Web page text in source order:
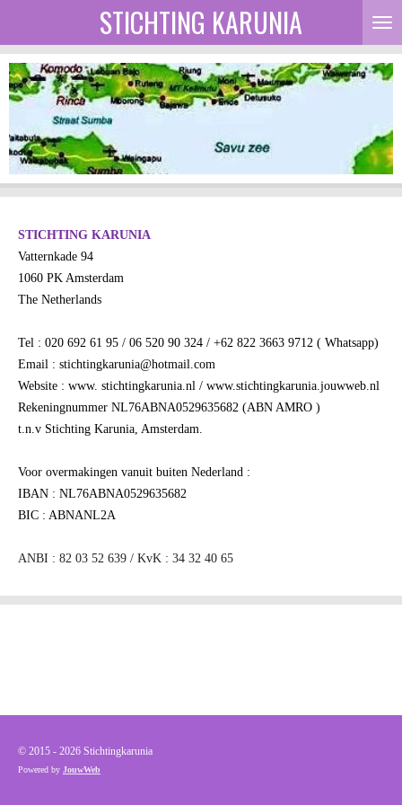
naar
de
hoofdinhoud
STICHTING KARUNIA
STICHTING KARUNIA
Vatternkade 94
1060 PK Amsterdam
The Netherlands
Tel : 020 692 61 95 / 06 520 90 324 / +62 822 3663 9712 ( Whatsapp)
Email : stichtingkarunia@hotmail.com
Website : www. stichtingkarunia.nl / www.stichtingkarunia.jouwweb.nl
Rekeningnummer NL76ABNA0529635682 (ABN AMRO )
t.n.v Stichting Karunia, Amsterdam.
Voor overmakingen vanuit buiten Nederland :
IBAN : NL76ABNA0529635682
BIC : ABNANL2A
ANBI : 82 03 52 639 / KvK : 34 32 40 65
© 2015 - 2026 Stichtingkarunia
Powered by JouwWeb